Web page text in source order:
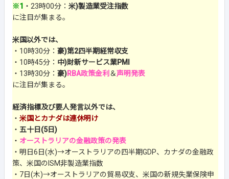
※1 ・23時00分： 米)製造業受注指数
に注目が集まる。
米国以外では、
・10時30分： 豪)第2四半期経常収支
・10時45分： 中)財新サービス業PMI
・13時30分： 豪)RBA政策金利 ＆声明発表
に注目が集まる。
経済指標及び要人発言以外では、
・ 米国とカナダは連休明け
・ 五十日(5日)
・ オーストラリアの金融政策の発表
・明日6日(水)→オーストラリアの四半期GDP、カナダの金融政
策、米国のISM非製造業指数
・7日(木)→オーストラリアの貿易収支、米国の新規失業保険申